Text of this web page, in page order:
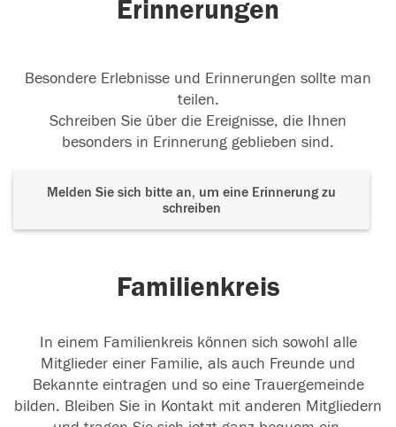
Erinnerungen
Besondere Erlebnisse und Erinnerungen sollte man
teilen.
Schreiben Sie über die Ereignisse, die Ihnen
besonders in Erinnerung geblieben sind.
Melden Sie sich bitte an, um eine Erinnerung zu
schreiben
Familienkreis
In einem Familienkreis können sich sowohl alle
Mitglieder einer Familie, als auch Freunde und
Bekannte eintragen und so eine Trauergemeinde
bilden. Bleiben Sie in Kontakt mit anderen Mitgliedern